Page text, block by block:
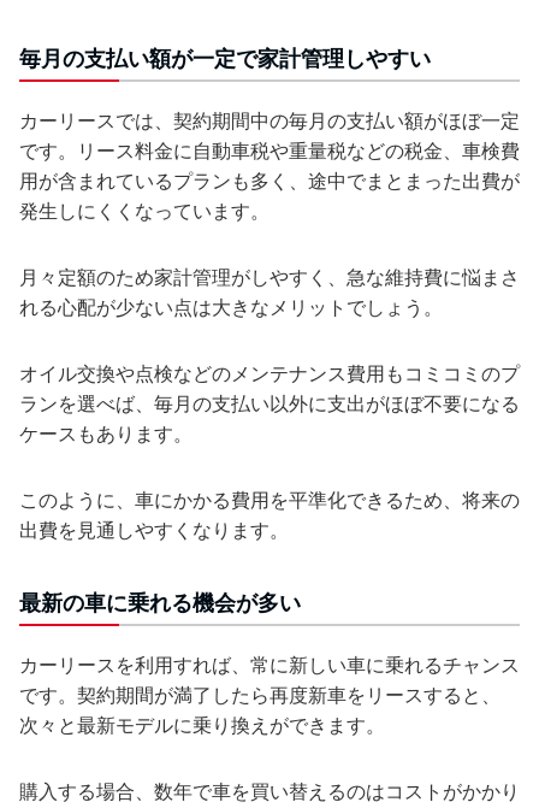
毎月の支払い額が一定で家計管理しやすい
カーリースでは、契約期間中の毎月の支払い額がほぼ一定
です。リース料金に自動車税や重量税などの税金、車検費
用が含まれているプランも多く、途中でまとまった出費が
発生しにくくなっています。
月々定額のため家計管理がしやすく、急な維持費に悩まさ
れる心配が少ない点は大きなメリットでしょう。
オイル交換や点検などのメンテナンス費用もコミコミのプ
ランを選べば、毎月の支払い以外に支出がほぼ不要になる
ケースもあります。
このように、車にかかる費用を平準化できるため、将来の
出費を見通しやすくなります。
最新の車に乗れる機会が多い
カーリースを利用すれば、常に新しい車に乗れるチャンス
です。契約期間が満了したら再度新車をリースすると、
次々と最新モデルに乗り換えができます。
購入する場合、数年で車を買い替えるのはコストがかかり